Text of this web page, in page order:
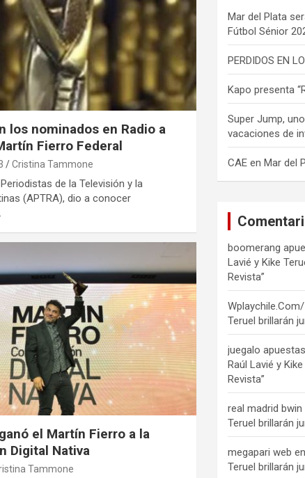
los nominados en Radio a
Fierro Federal
Cristina Tammone
de la Televisión y la
(APTRA), dio a conocer
el Martín Fierro a la
Digital Nativa
Tammone
Mar del Plata
Fútbol Sénior
PERDIDOS EN
Kapo presenta
Super Jump,
vacaciones de
CAE en Mar del
boomerang
Lavié y Kike
Revista”
Wplaychile.Com/
Teruel brillarán
juegalo
Raúl Lavié y
Revista”
real madrid bwin
Teruel brillarán
megapari web
Teruel brillarán